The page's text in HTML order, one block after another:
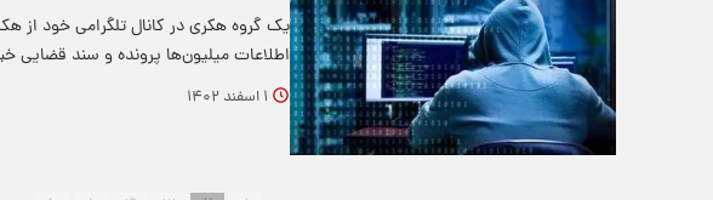
یک گروه هکری در کانال تلگرامی خود از
اطلاعات میلیون‌ها پرونده و سند قضایی
۱ اسفند ۱۴۰۲